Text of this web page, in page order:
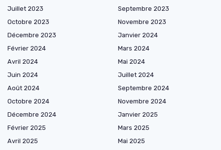
Juillet 2023
Septembre 2023
Octobre 2023
Novembre 2023
Décembre 2023
Janvier 2024
Février 2024
Mars 2024
Avril 2024
Mai 2024
Juin 2024
Juillet 2024
Août 2024
Septembre 2024
Octobre 2024
Novembre 2024
Décembre 2024
Janvier 2025
Février 2025
Mars 2025
Avril 2025
Mai 2025